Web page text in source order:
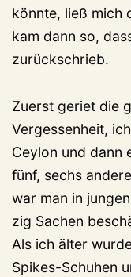
könnte, ließ mich
kam dann so,
zurückschrieb.
Zuerst geriet die
Vergessenheit,
Ceylon und dann
fünf, sechs
war man in
zig Sachen
Als ich älter
Spikes-Schuhen